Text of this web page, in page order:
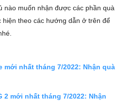
nào muốn nhận được các phần quà
theo các hướng dẫn ở trên để
mới nhất tháng 7/2022: Nhận quà
2 mới nhất tháng 7/2022: Nhận